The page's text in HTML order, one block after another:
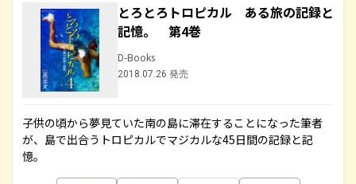
とろとろトロピカル ある旅の記録と
記憶。 第4巻
D-Books
2018.07.26 発売
子供の頃から夢見ていた南の島に滞在することになった筆者
が、島で出合うトロピカルでマジカルな45日間の記録と記
憶。